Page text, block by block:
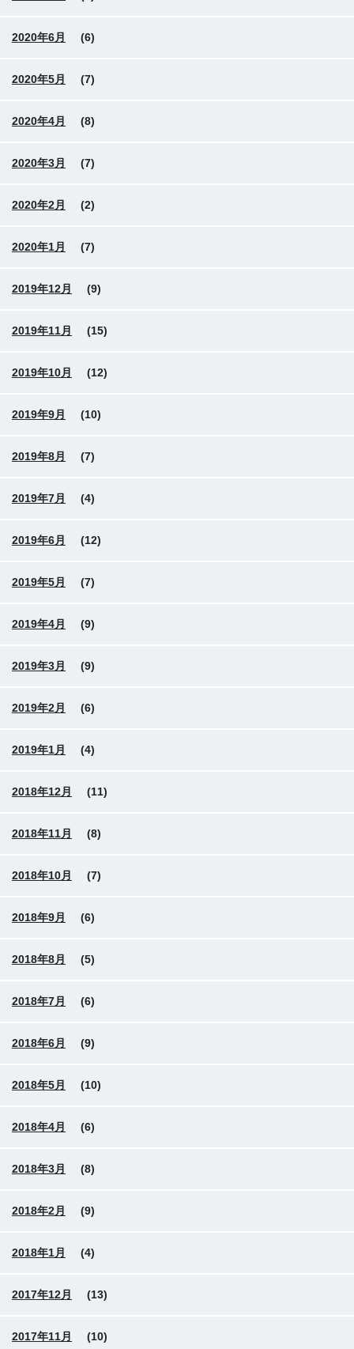
2020年6月 (6)
2020年5月 (7)
2020年4月 (8)
2020年3月 (7)
2020年2月 (2)
2020年1月 (7)
2019年12月 (9)
2019年11月 (15)
2019年10月 (12)
2019年9月 (10)
2019年8月 (7)
2019年7月 (4)
2019年6月 (12)
2019年5月 (7)
2019年4月 (9)
2019年3月 (9)
2019年2月 (6)
2019年1月 (4)
2018年12月 (11)
2018年11月 (8)
2018年10月 (7)
2018年9月 (6)
2018年8月 (5)
2018年7月 (6)
2018年6月 (9)
2018年5月 (10)
2018年4月 (6)
2018年3月 (8)
2018年2月 (9)
2018年1月 (4)
2017年12月 (13)
2017年11月 (10)